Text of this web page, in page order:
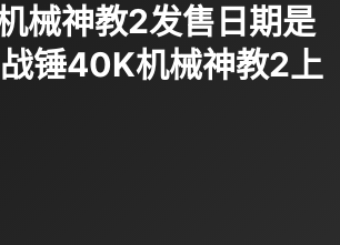
械神教2发售日期是
锤40K机械神教2上